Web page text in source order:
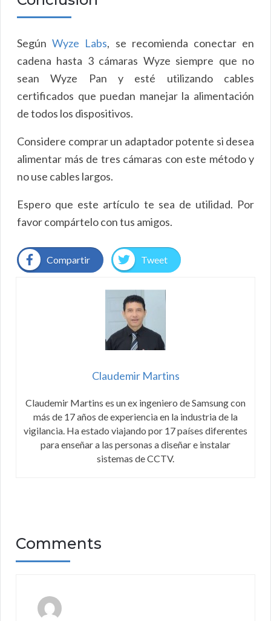
Según Wyze Labs, se recomienda conectar en
cadena hasta 3 cámaras Wyze siempre que no
sean Wyze Pan y esté utilizando cables
certificados que puedan manejar la alimentación
de todos los dispositivos.
Considere comprar un adaptador potente si desea
alimentar más de tres cámaras con este método y
no use cables largos.
Espero que este artículo te sea de utilidad. Por
favor compártelo con tus amigos.
Compartir Tweet
Claudemir Martins
Claudemir Martins es un ex ingeniero de Samsung con
más de 17 años de experiencia en la industria de la
vigilancia. Ha estado viajando por 17 países diferentes
para enseñar a las personas a diseñar e instalar
sistemas de CCTV.
Comments